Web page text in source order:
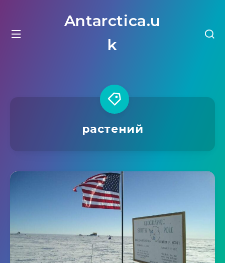
Antarctica.u
k
растений